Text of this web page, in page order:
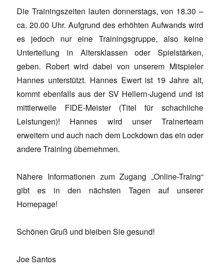
Die Trainingszeiten lauten donnerstags, von 18.30 –
ca. 20.00 Uhr. Aufgrund des erhöhten Aufwands wird
es jedoch nur eine Trainingsgruppe, also keine
Unterteilung in Altersklassen oder Spielstärken,
geben. Robert wird dabei von unserem Mitspieler
Hannes unterstützt. Hannes Ewert ist 19 Jahre alt,
kommt ebenfalls aus der SV Hellern-Jugend und ist
mittlerweile FIDE-Meister (Titel für schachliche
Leistungen)! Hannes wird unser Trainerteam
erweitern und auch nach dem Lockdown das ein oder
andere Training übernehmen.
Nähere Informationen zum Zugang „Online-Traing“
gibt es in den nächsten Tagen auf unserer
Homepage!
Schönen Gruß und bleiben Sie gesund!
Joe Santos